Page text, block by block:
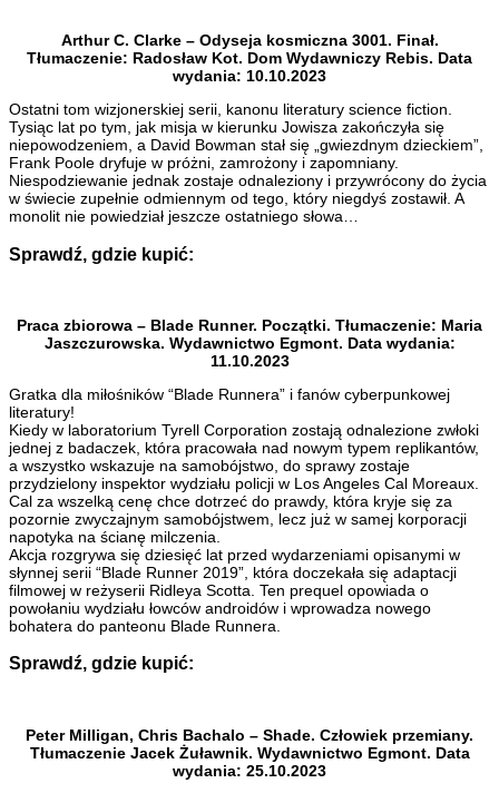
Arthur C. Clarke – Odyseja kosmiczna 3001. Finał.
Tłumaczenie: Radosław Kot. Dom Wydawniczy Rebis. Data
wydania: 10.10.2023
Ostatni tom wizjonerskiej serii, kanonu literatury science fiction.
Tysiąc lat po tym, jak misja w kierunku Jowisza zakończyła się
niepowodzeniem, a David Bowman stał się „gwiezdnym dzieckiem”,
Frank Poole dryfuje w próżni, zamrożony i zapomniany.
Niespodziewanie jednak zostaje odnaleziony i przywrócony do życia
w świecie zupełnie odmiennym od tego, który niegdyś zostawił. A
monolit nie powiedział jeszcze ostatniego słowa…
Sprawdź, gdzie kupić:
Praca zbiorowa – Blade Runner. Początki. Tłumaczenie: Maria
Jaszczurowska. Wydawnictwo Egmont. Data wydania:
11.10.2023
Gratka dla miłośników “Blade Runnera” i fanów cyberpunkowej
literatury!
Kiedy w laboratorium Tyrell Corporation zostają odnalezione zwłoki
jednej z badaczek, która pracowała nad nowym typem replikantów,
a wszystko wskazuje na samobójstwo, do sprawy zostaje
przydzielony inspektor wydziału policji w Los Angeles Cal Moreaux.
Cal za wszelką cenę chce dotrzeć do prawdy, która kryje się za
pozornie zwyczajnym samobójstwem, lecz już w samej korporacji
napotyka na ścianę milczenia.
Akcja rozgrywa się dziesięć lat przed wydarzeniami opisanymi w
słynnej serii “Blade Runner 2019”, która doczekała się adaptacji
filmowej w reżyserii Ridleya Scotta. Ten prequel opowiada o
powołaniu wydziału łowców androidów i wprowadza nowego
bohatera do panteonu Blade Runnera.
Sprawdź, gdzie kupić:
Peter Milligan, Chris Bachalo – Shade. Człowiek przemiany.
Tłumaczenie Jacek Żuławnik. Wydawnictwo Egmont. Data
wydania: 25.10.2023